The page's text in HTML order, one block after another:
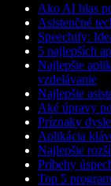
Ako AI hlas
Asistenčné
Speechify:
5 najlepších
Najlepšie
vzdelávanie
Najlepšie
Aké úpravy
Príznaky
Aplikácia
Najlepšie
Príbehy
Top 5